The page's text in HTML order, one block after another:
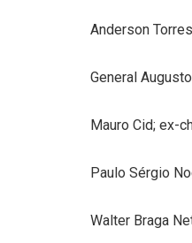
Anderson
General
Mauro Cid; ex-
Paulo Sérgio
Walter Braga